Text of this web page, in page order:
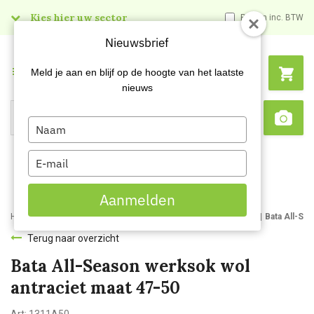
Kies hier uw sector Prijzen inc. BTW
Search
Menu
Home Webshop Werk- en veiligheidsschoenen Werksokken Bata All-
Terug naar overzicht
Bata All-Season werksok wol
antraciet maat 47-50
Nieuwsbrief
Meld je aan en blijf op de hoogte van het laatste
nieuws
Type
your
name
Type
your
email
Aanmelden